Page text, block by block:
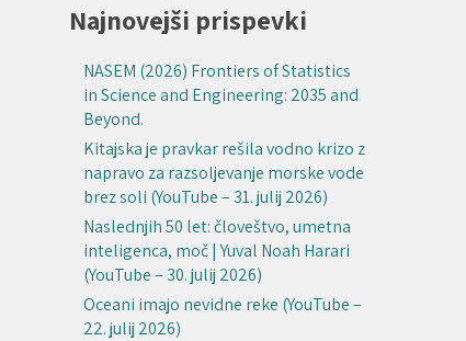
Najnovejši prispevki
NASEM (2026) Frontiers of Statistics
in Science and Engineering: 2035 and
Beyond.
Kitajska je pravkar rešila vodno krizo z
napravo za razsoljevanje morske vode
brez soli (YouTube – 31. julij 2026)
Naslednjih 50 let: človeštvo, umetna
inteligenca, moč | Yuval Noah Harari
(YouTube – 30. julij 2026)
Oceani imajo nevidne reke (YouTube –
22. julij 2026)